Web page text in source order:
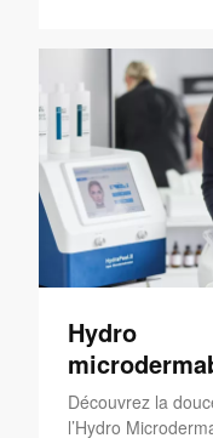
Hydro
Découvrez la
l’Hydro